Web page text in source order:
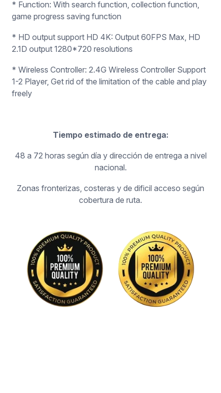
* Function: With search function, collection function,
game progress saving function
* HD output support HD 4K: Output 60FPS Max, HD
2.1D output 1280*720 resolutions
* Wireless Controller: 2.4G Wireless Controller Support
1-2 Player, Get rid of the limitation of the cable and play
freely
Tiempo estimado de entrega:
48 a 72 horas según día y dirección de entrega a nivel
nacional.
Zonas fronterizas, costeras y de dificil acceso según
cobertura de ruta.